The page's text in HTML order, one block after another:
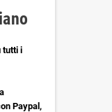
tutti i
Paypal,